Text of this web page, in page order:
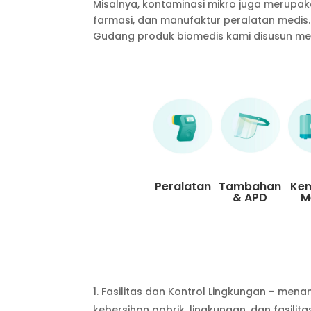
Misalnya, kontaminasi mikro juga
farmasi, dan manufaktur peralatan medis.
Gudang produk biomedis kami disusun
Peralatan Tambahan
& APD
Fasilitas dan Kontrol Lingkungan –